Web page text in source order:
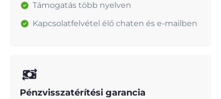
Támogatás több nyelven
Kapcsolatfelvétel élő chaten és e-mailben
Pénzvisszatérítési garancia